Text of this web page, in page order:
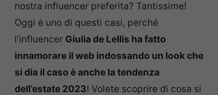
nostra influencer preferita? Tantissime!
Oggi è uno di questi casi, perché
l’influencer Giulia de Lellis ha fatto
innamorare il web indossando un look che
si dia il caso è anche la tendenza
dell’estate 2023! Volete scoprire di cosa si